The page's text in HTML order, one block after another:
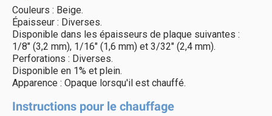
Couleurs : Beige.
Épaisseur : Diverses.
Disponible dans les épaisseurs de plaque suivantes :
1/8" (3,2 mm), 1/16" (1,6 mm) et 3/32" (2,4 mm).
Perforations : Diverses.
Disponible en 1% et plein.
Apparence : Opaque lorsqu'il est chauffé.
Instructions pour le chauffage